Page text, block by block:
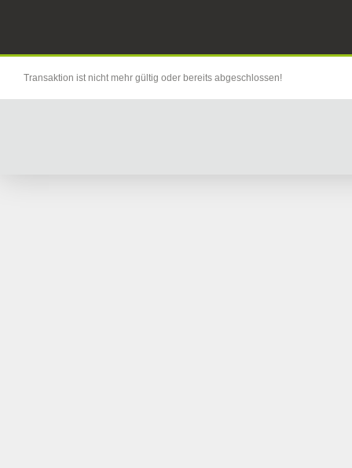
Transaktion ist nicht mehr gültig oder bereits abgeschlossen!